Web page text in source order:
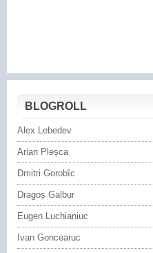
BLOGROLL
Alex Lebedev
Arian Pleșca
Dmitri Gorobîc
Dragoș Galbur
Eugen Luchianiuc
Ivan Goncearuc